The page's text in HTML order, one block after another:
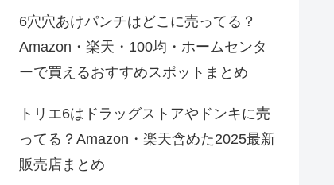
6穴穴あけパンチはどこに売ってる？
Amazon・楽天・100均・ホームセンタ
ーで買えるおすすめスポットまとめ
トリエ6はドラッグストアやドンキに売
ってる？Amazon・楽天含めた2025最新
販売店まとめ